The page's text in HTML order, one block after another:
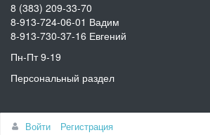
8 (383) 209-33-70
8-913-724-06-01 Вадим
8-913-730-37-16 Евгений
Пн-Пт 9-19
Персональный раздел
Наверх
Войти
Регистрация